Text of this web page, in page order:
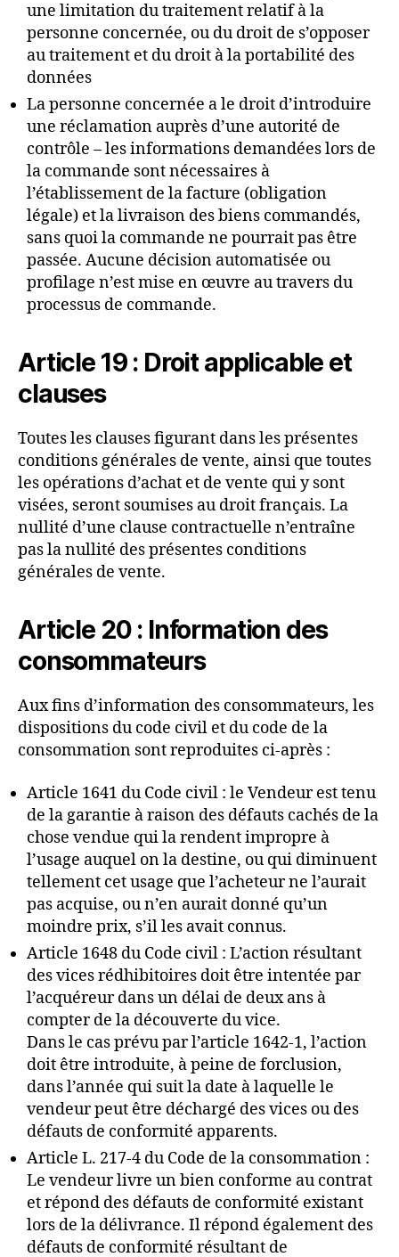
une limitation du traitement relatif à la
personne concernée, ou du droit de s’opposer
au traitement et du droit à la portabilité des
données
La personne concernée a le droit d’introduire
une réclamation auprès d’une autorité de
contrôle – les informations demandées lors de
la commande sont nécessaires à
l’établissement de la facture (obligation
légale) et la livraison des biens commandés,
sans quoi la commande ne pourrait pas être
passée. Aucune décision automatisée ou
profilage n’est mise en œuvre au travers du
processus de commande.
Article 19 : Droit applicable et
clauses
Toutes les clauses figurant dans les présentes
conditions générales de vente, ainsi que toutes
les opérations d’achat et de vente qui y sont
visées, seront soumises au droit français. La
nullité d’une clause contractuelle n’entraîne
pas la nullité des présentes conditions
générales de vente.
Article 20 : Information des
consommateurs
Aux fins d’information des consommateurs, les
dispositions du code civil et du code de la
consommation sont reproduites ci-après :
Article 1641 du Code civil : le Vendeur est tenu
de la garantie à raison des défauts cachés de la
chose vendue qui la rendent impropre à
l’usage auquel on la destine, ou qui diminuent
tellement cet usage que l’acheteur ne l’aurait
pas acquise, ou n’en aurait donné qu’un
moindre prix, s’il les avait connus.
Article 1648 du Code civil : L’action résultant
des vices rédhibitoires doit être intentée par
l’acquéreur dans un délai de deux ans à
compter de la découverte du vice.
Dans le cas prévu par l’article 1642-1, l’action
doit être introduite, à peine de forclusion,
dans l’année qui suit la date à laquelle le
vendeur peut être déchargé des vices ou des
défauts de conformité apparents.
Article L. 217-4 du Code de la consommation :
Le vendeur livre un bien conforme au contrat
et répond des défauts de conformité existant
lors de la délivrance. Il répond également des
défauts de conformité résultant de